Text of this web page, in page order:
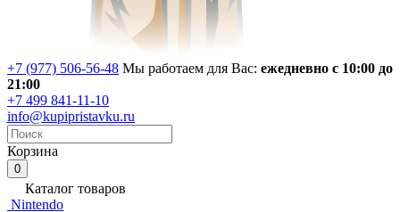
+7 (977) 506-56-48 Мы работаем для Вас: ежедневно с 10:00 до
21:00
+7 499 841-11-10
info@kupipristavku.ru
Корзина
0
Каталог товаров
Nintendo